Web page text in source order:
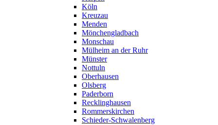
Köln
Kreuzau
Menden
Mönchengladbach
Monschau
Mülheim an der Ruhr
Münster
Nottuln
Oberhausen
Olsberg
Paderborn
Recklinghausen
Rommerskirchen
Schieder-Schwalenberg